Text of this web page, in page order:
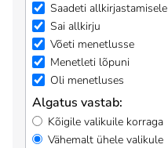
Saadeti allkirjastamisele
Sai allkirju
Võeti menetlusse
Menetleti lõpuni
Oli menetluses
Algatus vastab:
Kõigile valikuile korraga
Vähemalt ühele valikule